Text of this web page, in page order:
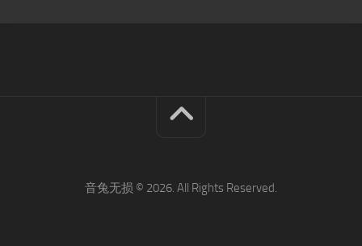
音兔无损 © 2026. All Rights Reserved.